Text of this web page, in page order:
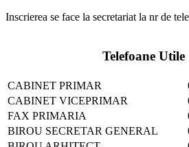
Inscrierea se face la secretariat la nr de
Telefoane Utile
CABINET PRIMAR
CABINET VICEPRIMAR
FAX PRIMARIA
BIROU SECRETAR GENERAL